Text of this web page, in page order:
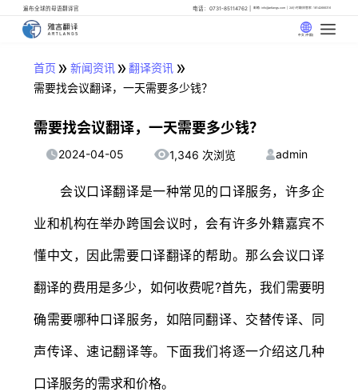
遍布全球的母语翻译官 电话：0731-85114762 邮箱: info@artlangs.com 24小时翻译管家: 18142666316
中文 (中国)
首页 » 新闻资讯» 翻译资讯 »
需要找会议翻译，一天需要多少钱？
需要找会议翻译，一天需要多少钱？
2024-04-05 1,346 次浏览 admin
会议口译翻译是一种常见的口译服务，许多企
业和机构在举办跨国会议时，会有许多外籍嘉宾不
懂中文，因此需要口译翻译的帮助。那么会议口译
翻译的费用是多少，如何收费呢?首先，我们需要明
确需要哪种口译服务，如陪同翻译、交替传译、同
声传译、速记翻译等。下面我们将逐一介绍这几种
口译服务的需求和价格。